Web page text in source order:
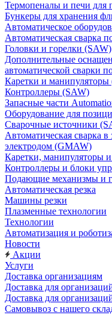
Термопеналы и печи для
Бункеры для хранения
Автоматическое
Автоматическая сварка
Головки и горелки (SAW)
Дополнительные
автоматической сварки
Каретки и манипуляторы
Контроллеры (SAW)
Запасные части
Оборудование для
Сварочные источники
Автоматическая сварка
электродом (GMAW)
Каретки, манипуляторы
Контроллеры и блоки
Подающие механизмы и
Автоматическая резка
Машины резки
Плазменные технологии
Технологии
Автоматизация и
Новости
Акции
Услуги
Доставка организациям
Доставка для
Доставка для
Самовывоз с нашего